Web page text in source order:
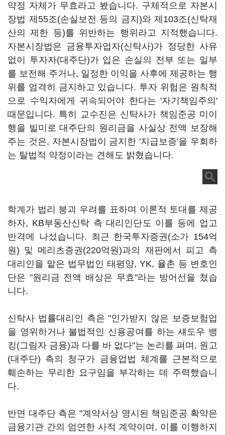
약정 자체가 무효라고 봤습니다. 구체적으로 자본시
장법 제55조(손실보전 등의 금지)와 제103조(신탁재
산의 제한 등)를 위반하는 행위라고 지적했습니다.
자본시장법은 금융투자업자(신탁사)가 정당한 사유
없이 투자자(대주단)가 입은 손실의 전부 또는 일부
를 보전해 주거나, 일정한 이익을 사후에 제공하는 행
위를 엄격히 금지하고 있습니다. 투자 위험은 원칙적
으로 수익자에게 귀속되어야 한다는 '자기책임주의'
때문입니다. 특히 교수진은 신탁사가 책임준공 미이
행을 빌미로 대주단의 원리금을 사실상 전액 보장해
주는 것은, 자본시장법이 금지한 '지급보증'을 우회하
는 탈법적 약정이라는 견해도 밝혔습니다.
학계가 법리 붕괴 우려를 표하며 이론적 토대를 제공
하자, KB부동산신탁 측 대리인단도 이를 등에 업고
반격에 나섰습니다. 최근 한국투자증권(소가 154억
원) 및 메리츠증권(220억원)과의 재판에서 피고 측
대리인을 맡은 법무법인 태평양, YK, 율촌 등 변호인
단은 "원리금 전액 배상은 무효"라는 방어선을 쳤습
니다.
신탁사 법률대리인 측은 "인가받지 않은 보증보험업
을 영위하거나 불법적인 신용공여를 하는 섀도우 뱅
킹(그림자 금융)과 다를 바 없다"는 논리를 펴며, 원고
(대주단) 측의 청구가 금융업법 체계를 근본적으로
훼손하는 무리한 요구임을 부각하는 데 주력했습니
다.
반면 대주단 측은 "계약서상 명시된 책임준공 확약은
금융기관 간의 엄연한 사적 계약이며, 이를 이행하지